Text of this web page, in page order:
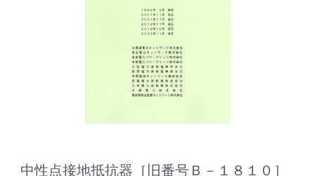
中性点接地抵抗器［旧番号Ｂ－１８１０］